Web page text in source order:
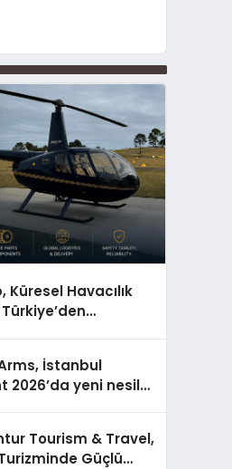
Küresel Havacılık
İstanbul
2026’da yeni nesil
Tourism & Travel,
Güçlü